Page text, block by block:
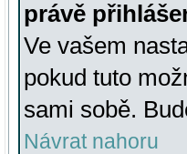
právě
Ve vašem
pokud tuto
sami sobě.
Návrat nahoru